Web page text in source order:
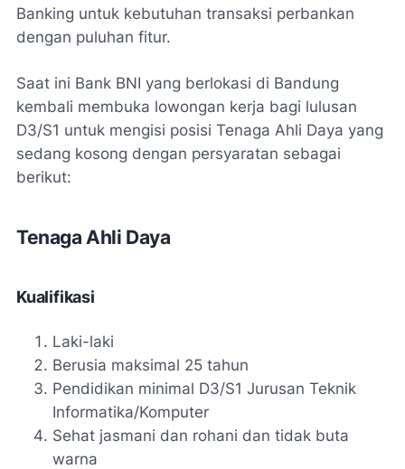
Banking untuk kebutuhan transaksi perbankan
dengan puluhan fitur.
Saat ini Bank BNI yang berlokasi di Bandung
kembali membuka lowongan kerja bagi lulusan
D3/S1 untuk mengisi posisi Tenaga Ahli Daya yang
sedang kosong dengan persyaratan sebagai
berikut:
Tenaga Ahli Daya
Kualifikasi
Laki-laki
Berusia maksimal 25 tahun
Pendidikan minimal D3/S1 Jurusan Teknik
Informatika/Komputer
Sehat jasmani dan rohani dan tidak buta
warna